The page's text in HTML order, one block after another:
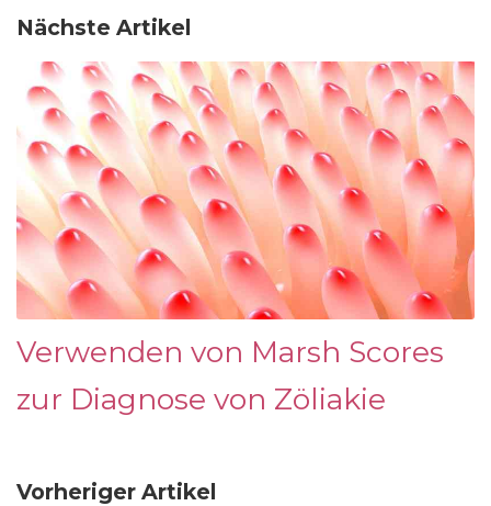
Nächste Artikel
Verwenden von Marsh Scores
zur Diagnose von Zöliakie
Vorheriger Artikel